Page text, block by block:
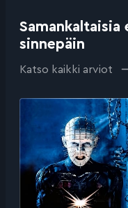
sinnepäin
Katso kaikki arviot